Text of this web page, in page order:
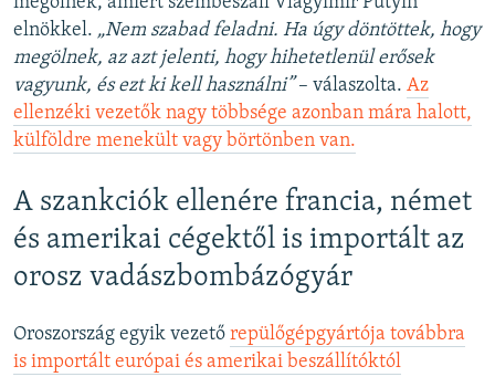
elnökkel. „Nem szabad feladni. Ha úgy döntöttek, hogy
megölnek, az azt jelenti, hogy hihetetlenül erősek
vagyunk, és ezt ki kell használni”– válaszolta. Az
ellenzéki vezetők nagy többsége azonban mára halott,
külföldre menekült vagy börtönben van.
A szankciók ellenére francia, német
és amerikai cégektől is importált az
orosz vadászbombázógyár
Oroszország egyik vezető repülőgépgyártója továbbra
is importált európai és amerikai beszállítóktól